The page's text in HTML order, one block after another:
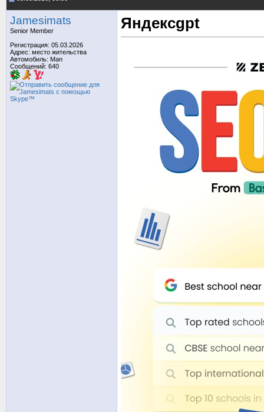
Jamesimats
Senior Member
Регистрация: 05.03.2026
Адрес: место жительства
Автомобиль: Man
Сообщений: 640
Яндексgpt